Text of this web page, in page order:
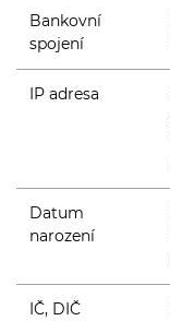
Bankovní
spojení
IP adresa
Datum
narození
IČ, DIČ